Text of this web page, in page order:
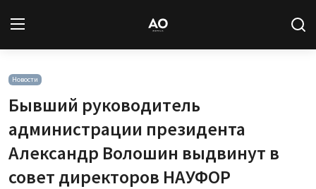
Статьи
Новости
Бывший руководитель
администрации президента
Александр Волошин выдвинут в
совет директоров НАУФОР